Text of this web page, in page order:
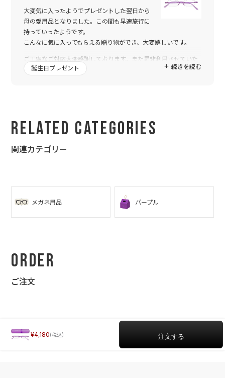
大変気に入ったようでプレゼントした翌日から
母の愛用品となりました。この間も早速旅行に
持っていったようです。
こんなに気に入ってもらえる贈り物ができ、大変嬉しいです。
ご丁寧なご対応大変感謝しております。また是非利用させていた
だきます。
続きを読む
誕生日プレゼント
Related Categories
関連カテゴリー
メガネ用品 パープル
Order
ご注文
4,180